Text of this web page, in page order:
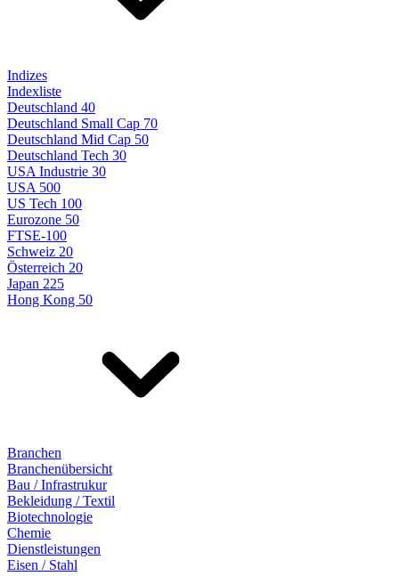
Indizes
Indexliste
Deutschland 40
Deutschland Small Cap 70
Deutschland Mid Cap 50
Deutschland Tech 30
USA Industrie 30
USA 500
US Tech 100
Eurozone 50
FTSE-100
Schweiz 20
Österreich 20
Japan 225
Hong Kong 50
Branchen
Branchenübersicht
Bau / Infrastrukur
Bekleidung / Textil
Biotechnologie
Chemie
Dienstleistungen
Eisen / Stahl